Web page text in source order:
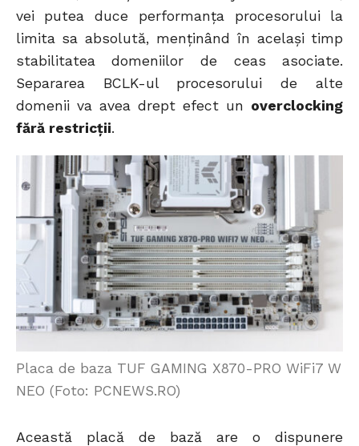
vei putea duce performanța procesorului la
limita sa absolută, menținând în același timp
stabilitatea domeniilor de ceas asociate.
Separarea BCLK-ul procesorului de alte
domenii va avea drept efect un overclocking
fără restricții.
Placa de baza TUF GAMING X870-PRO WiFi7 W
NEO (Foto: PCNEWS.RO)
Această placă de bază are o dispunere